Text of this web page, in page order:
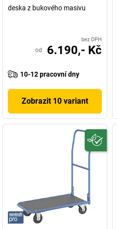
deska z bukového masivu
bez DPH
od 6.190,- Kč
10-12 pracovní dny
Zobrazit 10 variant